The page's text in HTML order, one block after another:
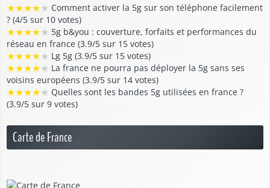
★★★★★ Comment activer la 5g sur son téléphone facilement
? (4/5 sur 10 votes)
★★★★★ 5g b&you : couverture, forfaits et performances du
réseau en france (3.9/5 sur 15 votes)
★★★★★ Lg 5g (3.9/5 sur 15 votes)
★★★★★ La france ne pourra pas déployer la 5g sans ses
voisins européens (3.9/5 sur 14 votes)
★★★★★ Quelles sont les bandes 5g utilisées en france ?
(3.9/5 sur 9 votes)
Carte de France